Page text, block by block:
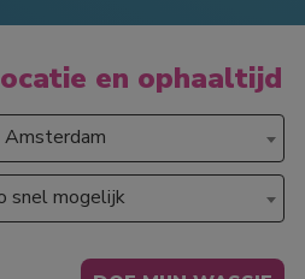
en ophaaltijd
Amsterdam
snel mogelijk